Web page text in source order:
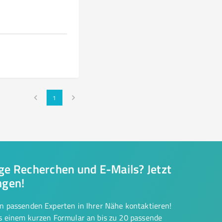
1
Recherchen und E-Mails? Jetzt
passenden Experten in Ihrer Nähe kontaktieren!
kurzen Formular an bis zu 20 passende